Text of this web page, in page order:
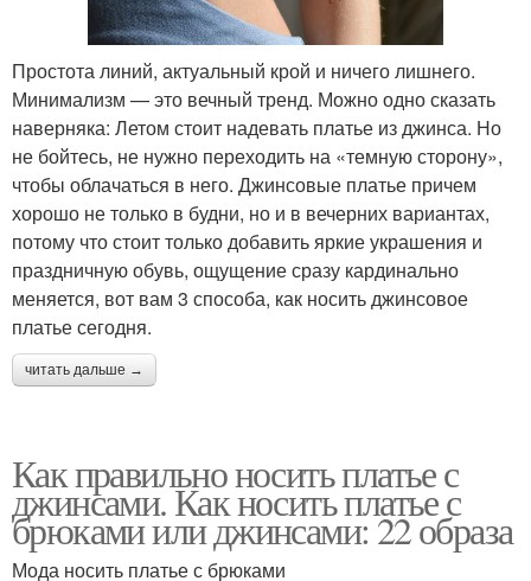
Простота линий, актуальный крой и ничего лишнего.
Минимализм — это вечный тренд. Можно одно сказать
наверняка: Летом стоит надевать платье из джинса. Но
не бойтесь, не нужно переходить на «темную сторону»,
чтобы облачаться в него. Джинсовые платье причем
хорошо не только в будни, но и в вечерних вариантах,
потому что стоит только добавить яркие украшения и
праздничную обувь, ощущение сразу кардинально
меняется, вот вам 3 способа, как носить джинсовое
платье сегодня.
читать дальше →
Как правильно носить платье с
джинсами. Как носить платье с
брюками или джинсами: 22 образа
Мода носить платье с брюками